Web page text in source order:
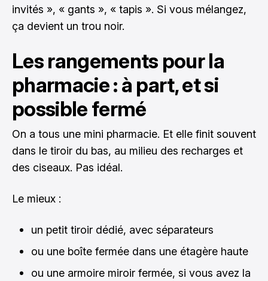
invités », « gants », « tapis ». Si vous mélangez,
ça devient un trou noir.
Les rangements pour la
pharmacie : à part, et si
possible fermé
On a tous une mini pharmacie. Et elle finit souvent
dans le tiroir du bas, au milieu des recharges et
des ciseaux. Pas idéal.
Le mieux :
un petit tiroir dédié, avec séparateurs
ou une boîte fermée dans une étagère haute
ou une armoire miroir fermée, si vous avez la